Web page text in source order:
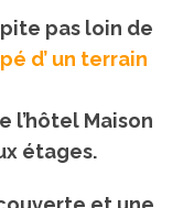
pas loin de
d’ un terrain
l’hôtel Maison
étages.